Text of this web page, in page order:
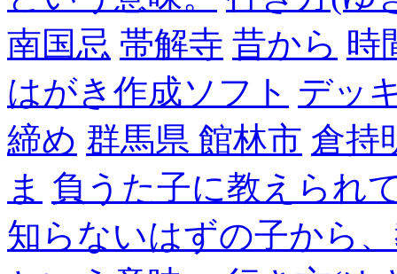
南国忌 帯解寺 昔から 時
はがき作成ソフト デッ
締め 群馬県 館林市 倉持
ま 負うた子に教えられ
知らないはずの子から